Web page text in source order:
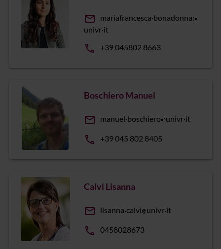
email mariafrancesca bonadonna
univr it
phone +39 045802 8663
Boschiero Manuel
email manuel boschiero univr it
phone +39 045 802 8405
Calvi Lisanna
email lisanna calvi univr it
phone 0458028673